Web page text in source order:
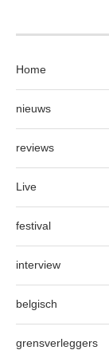
Home
nieuws
reviews
Live
festival
interview
belgisch
grensverleggers